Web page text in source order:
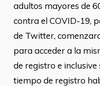
adultos mayores de
contra el COVID-19,
de Twitter,
para acceder a la
de registro e
tiempo de registro